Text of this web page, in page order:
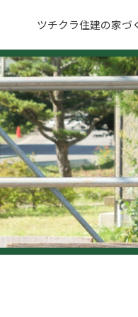
ツチクラ住建の家づ